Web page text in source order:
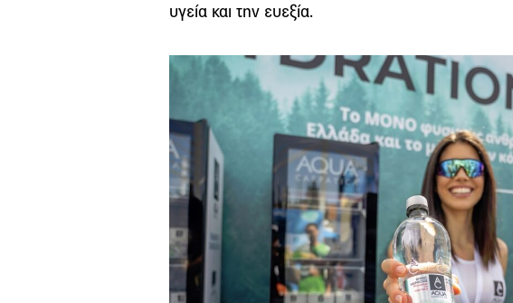
υγεία και την ευεξία.